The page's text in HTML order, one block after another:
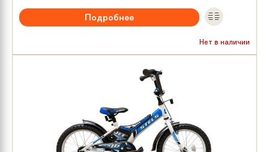
Подробнее
Нет в наличии
Тип тормозов:Ножной